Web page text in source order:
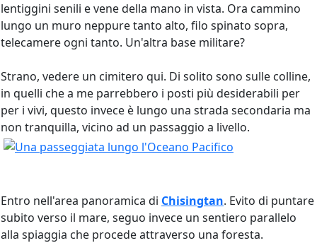
lentiggini senili e vene della mano in vista. Ora cammino
lungo un muro neppure tanto alto, filo spinato sopra,
telecamere ogni tanto. Un'altra base militare?
Strano, vedere un cimitero qui. Di solito sono sulle colline,
in quelli che a me parrebbero i posti più desiderabili per
per i vivi, questo invece è lungo una strada secondaria ma
non tranquilla, vicino ad un passaggio a livello.
Entro nell'area panoramica di Chisingtan. Evito di puntare
subito verso il mare, seguo invece un sentiero parallelo
alla spiaggia che procede attraverso una foresta.